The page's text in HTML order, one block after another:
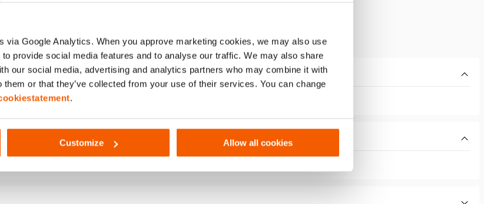
via Google Analytics. When you approve marketing cookies, we may also use
provide social media features and to analyse our traffic. We may also share
our social media, advertising and analytics partners who may combine it with
them or that they’ve collected from your use of their services. You can change
.
Customize Allow all cookies